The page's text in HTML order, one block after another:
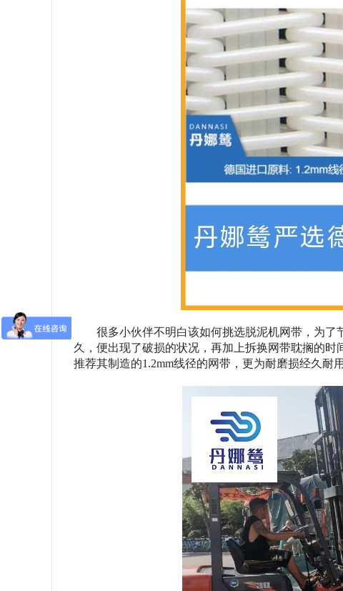
很多小伙伴不明白该如何挑选脱泥机网带，为了
久，便出现了破损的状况，再加上拆换网带耽搁的
推荐其制造的1.2mm线径的网带，更为耐磨损经久耐